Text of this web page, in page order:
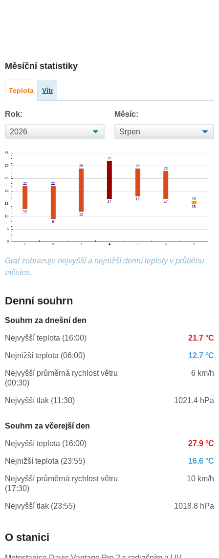
Měsíční statistiky
Teplota Vítr
Rok: Měsíc:
Graf zobrazuje nejvyšší a nejnižší denní teploty v průběhu
měsíce.
Denní souhrn
Souhrn za dnešní den
Nejvyšší teplota (16:00) 21.7 °C
Nejnižší teplota (06:00) 12.7 °C
Nejvyšší průměrná rychlost větru
(00:30)
6 km/h
Nejvyšší tlak (11:30) 1021.4 hPa
Souhrn za včerejší den
Nejvyšší teplota (16:00) 27.9 °C
Nejnižší teplota (23:55) 16.6 °C
Nejvyšší průměrná rychlost větru
(17:30)
10 km/h
Nejvyšší tlak (23:55) 1018.8 hPa
O stanici